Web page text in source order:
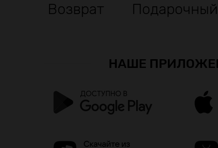
Возврат
НАШЕ